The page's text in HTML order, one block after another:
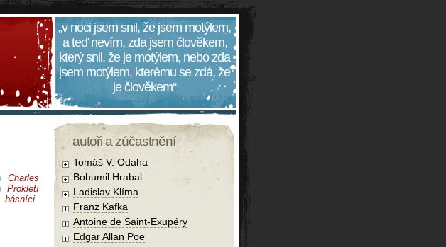
„v noci jsem snil, že jsem motýlem,
a teď nevím, zda jsem člověkem,
který snil, že je motýlem, nebo zda
jsem motýlem, kterému se zdá, že
je člověkem“
Charles
Prokletí
básníci
autoři a zúčastnění
Tomáš V. Odaha
Bohumil Hrabal
Ladislav Klíma
Franz Kafka
Antoine de Saint-Exupéry
Edgar Allan Poe